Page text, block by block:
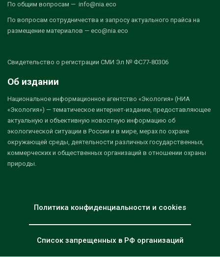
По общим вопросам — info@nia.eco
По вопросам сотрудничества и запросу актуального прайса на
размещение материалов — eco@nia.eco
Свидетельство о регистрации СМИ Эл № ФС77-80306
Об издании
Национальное информационное агентство «Экология» (НИА
«Экология») — тематическое интернет-издание, предоставляющее
актуальную и объективную новостную информацию об
экологической ситуации в России и в мире, мерах по охране
окружающей среды, деятельности различных государственных,
коммерческих и общественных организаций в отношении охраны
природы.
Политика конфиденциальности и cookies
Список запрещенных в РФ организаций